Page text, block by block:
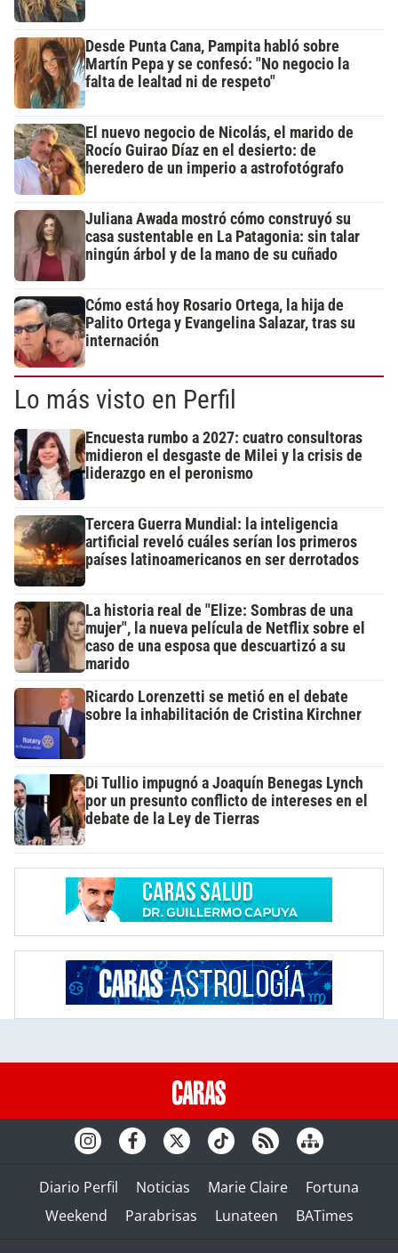
Desde Punta Cana, Pampita habló sobre
Martín Pepa y se confesó: "No negocio la
falta de lealtad ni de respeto"
El nuevo negocio de Nicolás, el marido de
Rocío Guirao Díaz en el desierto: de
heredero de un imperio a astrofotógrafo
Juliana Awada mostró cómo construyó su
casa sustentable en La Patagonia: sin talar
ningún árbol y de la mano de su cuñado
Cómo está hoy Rosario Ortega, la hija de
Palito Ortega y Evangelina Salazar, tras su
internación
Lo más visto en Perfil
Encuesta rumbo a 2027: cuatro consultoras
midieron el desgaste de Milei y la crisis de
liderazgo en el peronismo
Tercera Guerra Mundial: la inteligencia
artificial reveló cuáles serían los primeros
países latinoamericanos en ser derrotados
La historia real de "Elize: Sombras de una
mujer", la nueva película de Netflix sobre el
caso de una esposa que descuartizó a su
marido
Ricardo Lorenzetti se metió en el debate
sobre la inhabilitación de Cristina Kirchner
Di Tullio impugnó a Joaquín Benegas Lynch
por un presunto conflicto de intereses en el
debate de la Ley de Tierras
Diario Perfil Noticias Marie Claire
Fortuna
Weekend
Parabrisas Lunateen BATimes